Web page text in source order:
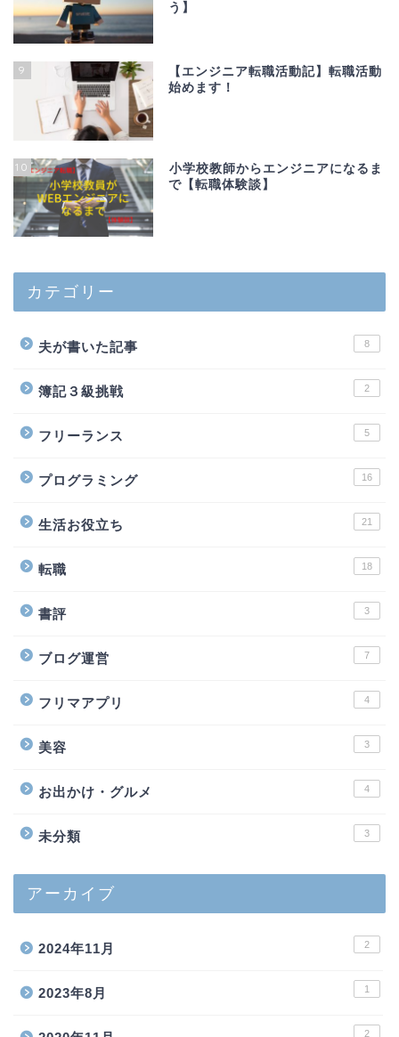
う】
9
【エンジニア転職活動記】転職活動
始めます！
10
小学校教師からエンジニアになるま
で【転職体験談】
カテゴリー
夫が書いた記事 8
簿記３級挑戦 2
フリーランス 5
プログラミング 16
生活お役立ち 21
転職 18
書評 3
ブログ運営 7
フリマアプリ 4
美容 3
お出かけ・グルメ 4
未分類 3
アーカイブ
2024年11月 2
2023年8月 1
2